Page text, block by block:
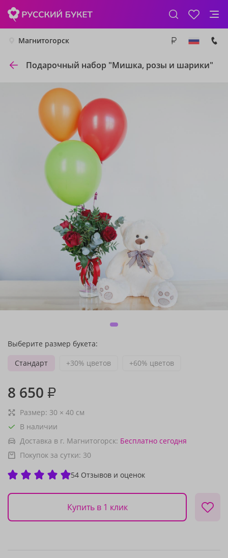
Магнитогорск
Подарочный набор "Мишка, розы и шарики"
Выберите размер букета:
Стандарт
+30% цветов +60% цветов
8 650 ₽
Размер: 30 × 40 см
В наличии
Доставка в г. Магнитогорск: Бесплатно сегодня
Покупок за сутки: 30
54 Отзывов и оценок
Купить в 1 клик